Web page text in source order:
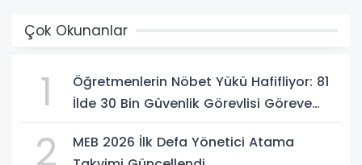
Çok Okunanlar
1
Öğretmenlerin Nöbet Yükü Hafifliyor: 81
İlde 30 Bin Güvenlik Görevlisi Göreve
2
MEB 2026 İlk Defa Yönetici Atama